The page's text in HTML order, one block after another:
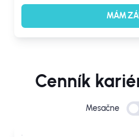
MÁM
Cenník
Mesačne